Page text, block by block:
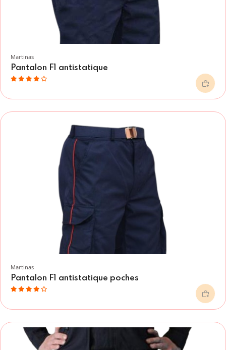
Martinas
Pantalon F1 antistatique
Martinas
Pantalon F1 antistatique poches